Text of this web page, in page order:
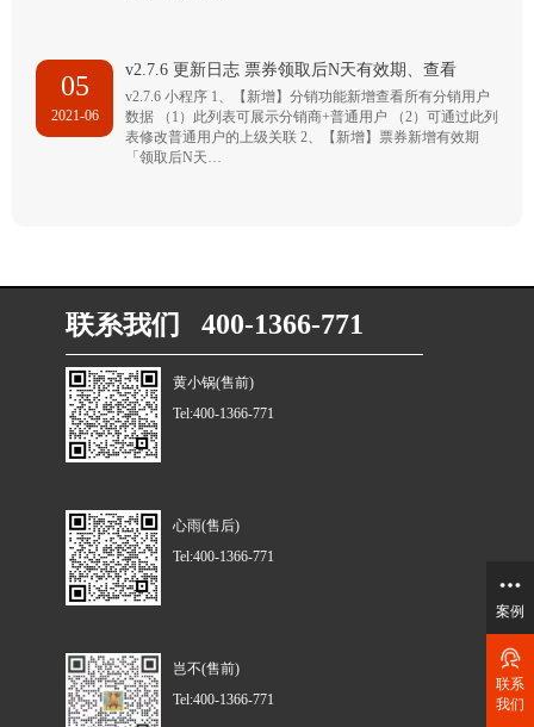
05
2021-06
v2.7.6 更新日志 票券领取后N天有效期、查看
v2.7.6 小程序 1、【新增】分销功能新增查看所有分销用户
数据 （1）此列表可展示分销商+普通用户 （2）可通过此列
表修改普通用户的上级关联 2、【新增】票券新增有效期
「领取后N天…
联系我们 400-1366-771
黄小锅(售前)
Tel:400-1366-771
心雨(售后)
Tel:400-1366-771
岂不(售前)
Tel:400-1366-771
案例
联系
我们